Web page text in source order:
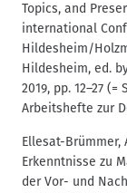
Topics, and
international
Hildesheim/
Hildesheim, ed.
2019, pp. 12–27
Arbeitshefte zur
Ellesat-
Erkenntnisse zu
der Vor- und